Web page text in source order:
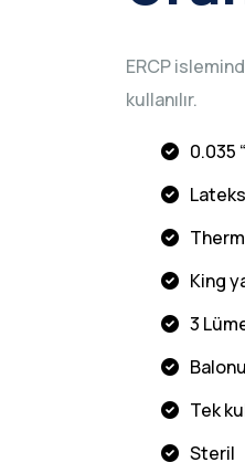
ERCP
kullanılır.
0.035
King
3
Tek
Steril